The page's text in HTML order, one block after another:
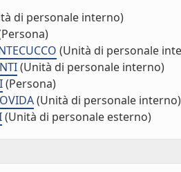
di personale interno)
(Unità di personale
(Unità di personale interno)
(Persona)
(Unità di personale interno)
(Unità di personale esterno)